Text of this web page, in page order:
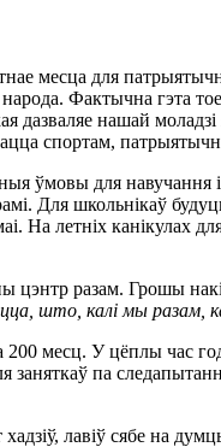
месца для
Фактычна гэта
дазваляе нашай
спортам,
для навучання і
Для школьнікаў
летніх канікулах
цэнтр разам. Грошы
што, калі мы
месц. У цёплы час
заняткаў па
лавіў сябе на